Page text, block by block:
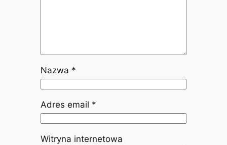
Nazwa *
Adres email *
Witryna internetowa